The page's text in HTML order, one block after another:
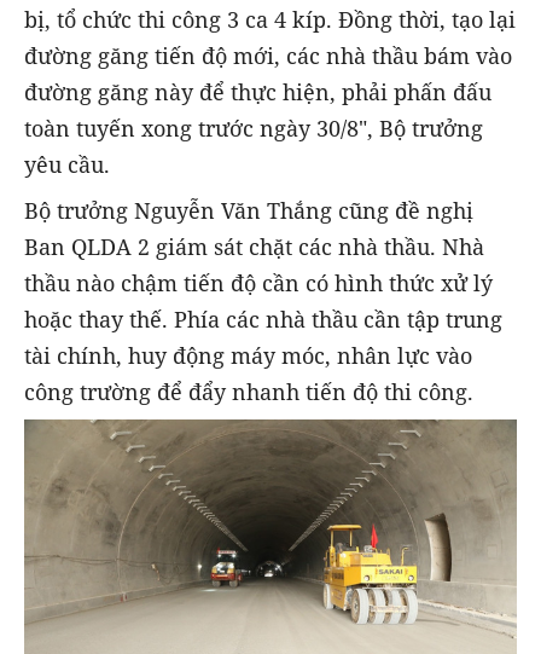
bị, tổ chức thi công 3 ca 4 kíp. Đồng thời, tạo lại
đường găng tiến độ mới, các nhà thầu bám vào
đường găng này để thực hiện, phải phấn đấu
toàn tuyến xong trước ngày 30/8", Bộ trưởng
yêu cầu.
Bộ trưởng Nguyễn Văn Thắng cũng đề nghị
Ban QLDA 2 giám sát chặt các nhà thầu. Nhà
thầu nào chậm tiến độ cần có hình thức xử lý
hoặc thay thế. Phía các nhà thầu cần tập trung
tài chính, huy động máy móc, nhân lực vào
công trường để đẩy nhanh tiến độ thi công.